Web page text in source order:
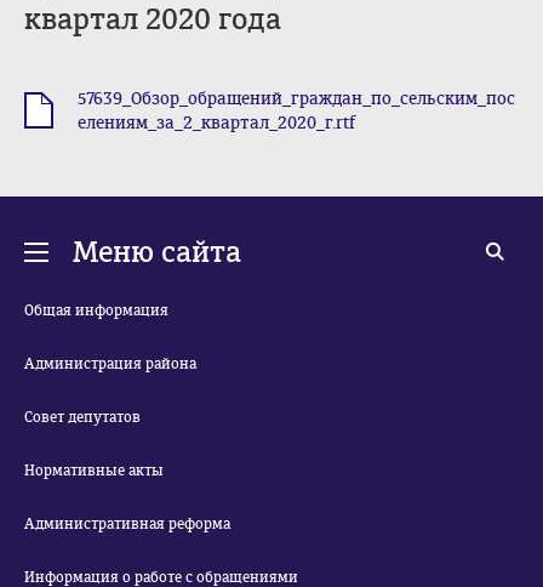
квартал 2020 года
57639_Обзор_обращений_граждан_по_сельским_пос
елениям_за_2_квартал_2020_г.rtf
Меню сайта
Общая информация
Администрация района
Совет депутатов
Нормативные акты
Административная реформа
Информация о работе с обращениями